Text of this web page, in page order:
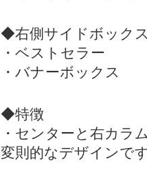
◆右側サイドボック
・ベストセラー
・バナーボックス
◆特徴
・センターと右カラ
変則的なデザインで